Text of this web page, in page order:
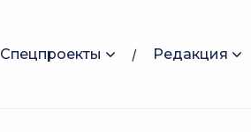
Спецпроекты Редакция